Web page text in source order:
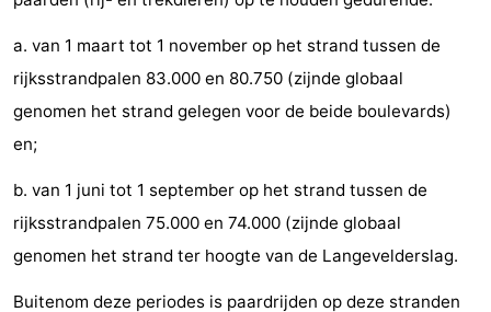
Indoor
playgrounds
-
Experiences
centers
Villages
&
Cities
Nature
Sports
-
a. van 1 maart tot 1 november op het strand tussen de
rijksstrandpalen 83.000 en 80.750 (zijnde globaal
genomen het strand gelegen voor de beide boulevards)
en;
b. van 1 juni tot 1 september op het strand tussen de
rijksstrandpalen 75.000 en 74.000 (zijnde globaal
genomen het strand ter hoogte van de Langevelderslag.
Buitenom deze periodes is paardrijden op deze stranden